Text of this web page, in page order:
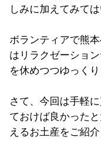
しみに加えてみて
ボランティアで熊
はリラクゼーショ
を休めつつゆっく
さて、今回は手軽
ておけば良かった
えるお土産をご紹介